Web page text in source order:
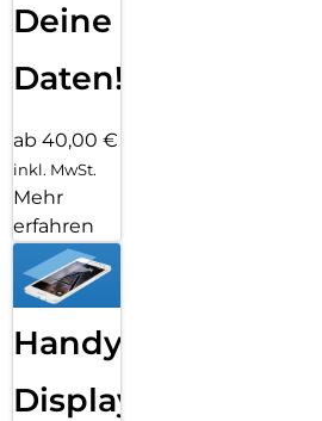
Deine
Daten!
ab 40,00 €
inkl. MwSt.
Mehr
erfahren
Handy
Displayfolie